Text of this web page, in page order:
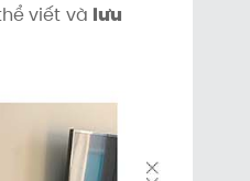
viết và lưu